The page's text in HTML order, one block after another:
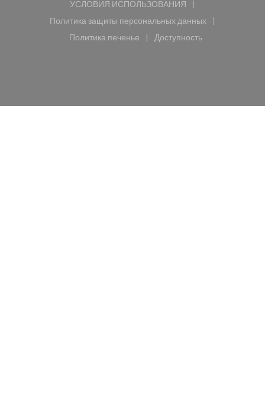
УСЛОВИЯ ИСПОЛЬЗОВАНИЯ
((открывается в новом окне))
Политика защиты персональных данных
((открывается в новом окне))
Политика печенье
((открывается в новом окне))
Доступность